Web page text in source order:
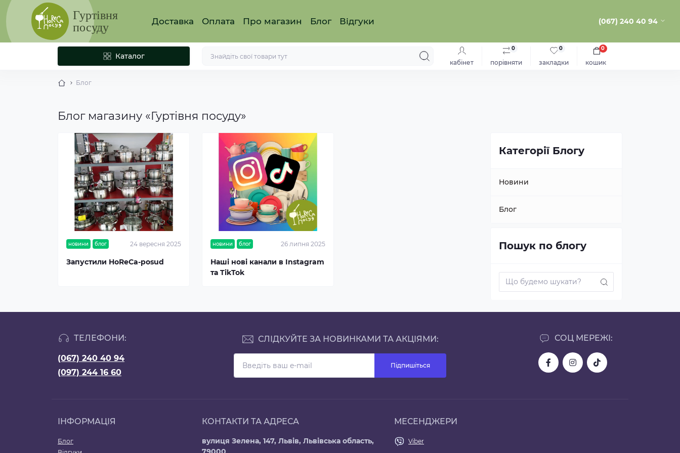
Гуртівня
посуду
Доставка Оплата Про магазин Блог Відгуки (067) 240 40 94
Каталог
кабінет порівняти
0
закладки
0
кошик
0
Блог
Блог магазину «Гуртівня посуду»
новини блог 24 вересня 2025
Запустили HoReCa-posud
новини блог 26 липня 2025
Наші нові канали в Instagram
та TikTok
Категорії Блогу
Новини
Блог
Пошук по блогу
ТЕЛЕФОНИ:
(067) 240 40 94
(097) 244 16 60
СОЦ МЕРЕЖІ:
СЛІДКУЙТЕ ЗА НОВИНКАМИ ТА АКЦІЯМИ:
Підпишіться
ІНФОРМАЦІЯ
Блог
КОНТАКТИ ТА АДРЕСА
вулиця Зелена, 147, Львів, Львівська область,
МЕСЕНДЖЕРИ
Viber